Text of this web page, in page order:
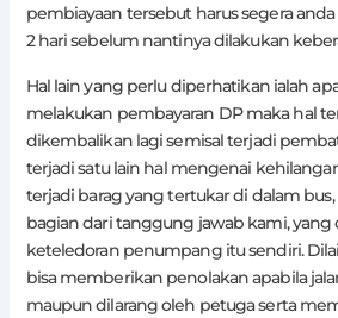
pembiayaan tersebut harus segera
2 hari sebelum nantinya dilakukan
Hal lain yang perlu diperhatikan ialah
melakukan pembayaran DP maka hal
dikembalikan lagi semisal terjadi
terjadi satu lain hal mengenai
terjadi barag yang tertukar di dalam
bagian dari tanggung jawab kami, yang
keteledoran penumpang itu sendiri.
bisa memberikan penolakan apabila
maupun dilarang oleh petuga serta